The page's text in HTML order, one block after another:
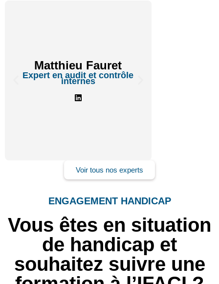
Matthieu Fauret
Expert en audit et contrôle
internes
Voir tous nos experts
ENGAGEMENT HANDICAP
Vous êtes en situation
de handicap et
souhaitez suivre une